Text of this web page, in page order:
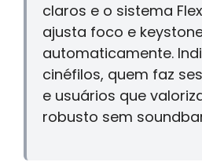
claros e o sistema
ajusta foco e
automaticamente.
cinéfilos, quem faz
e usuários que
robusto sem